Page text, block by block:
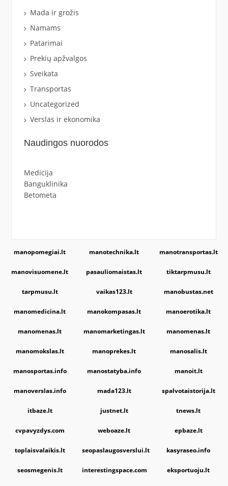
Mada ir grožis
Namams
Patarimai
Prekių apžvalgos
Sveikata
Transportas
Uncategorized
Verslas ir ekonomika
Naudingos nuorodos
Medicija
Banguklinika
Betometa
manopomegiai.lt manotechnika.lt manotransportas.lt
manovisuomene.lt pasauliomaistas.lt tiktarpmusu.lt
tarpmusu.lt vaikas123.lt manobustas.net
manomedicina.lt manokompasas.lt manoerotika.lt
manomenas.lt manomarketingas.lt manomenas.lt
manomokslas.lt manoprekes.lt manosalis.lt
manosportas.info manostatyba.info manoit.lt
manoverslas.info mada123.lt spalvotaistorija.lt
itbaze.lt justnet.lt tnews.lt
cvpavyzdys.com weboaze.lt epbaze.lt
toplaisvalaikis.lt seopaslaugosverslui.lt kasyraseo.info
seosmegenis.lt interestingspace.com eksportuoju.lt